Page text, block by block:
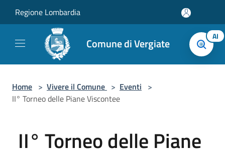
Regione Lombardia
Comune di Vergiate AI
Home > Vivere il Comune > Eventi >
II° Torneo delle Piane Viscontee
II° Torneo delle Piane